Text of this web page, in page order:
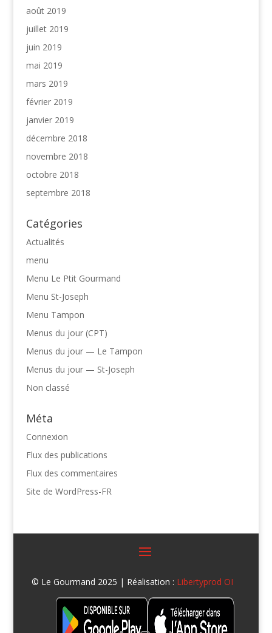
août 2019
juillet 2019
juin 2019
mai 2019
mars 2019
février 2019
janvier 2019
décembre 2018
novembre 2018
octobre 2018
septembre 2018
Catégories
Actualités
menu
Menu Le Ptit Gourmand
Menu St-Joseph
Menu Tampon
Menus du jour (CPT)
Menus du jour — Le Tampon
Menus du jour — St-Joseph
Non classé
Méta
Connexion
Flux des publications
Flux des commentaires
Site de WordPress-FR
© Le Gourmand 2025 | Réalisation : Libertyprod OI